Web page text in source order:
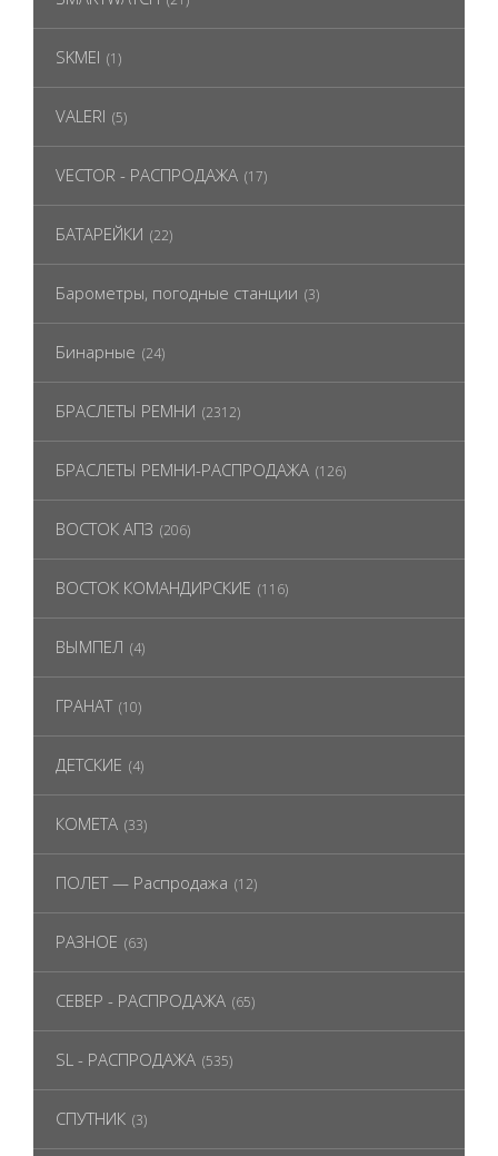
SKMEI (1)
VALERI (5)
VECTOR - РАСПРОДАЖА (17)
БАТАРЕЙКИ (22)
Барометры, погодные станции (3)
Бинарные (24)
БРАСЛЕТЫ РЕМНИ (2312)
БРАСЛЕТЫ РЕМНИ-РАСПРОДАЖА (126)
ВОСТОК АПЗ (206)
ВОСТОК КОМАНДИРСКИЕ (116)
ВЫМПЕЛ (4)
ГРАНАТ (10)
ДЕТСКИЕ (4)
КОМЕТА (33)
ПОЛЕТ — Распродажа (12)
РАЗНОЕ (63)
СЕВЕР - РАСПРОДАЖА (65)
SL - РАСПРОДАЖА (535)
СПУТНИК (3)